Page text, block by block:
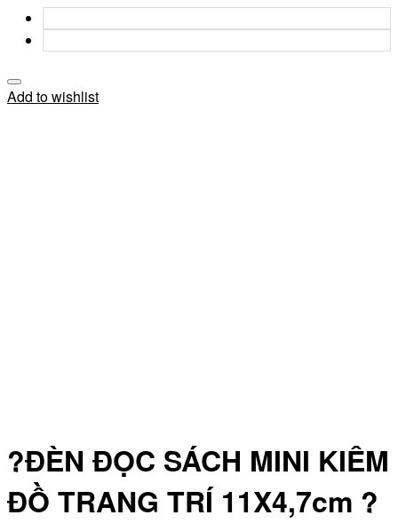
Add to wishlist
?ĐÈN ĐỌC SÁCH MINI KIÊM
ĐỒ TRANG TRÍ 11X4,7cm ?